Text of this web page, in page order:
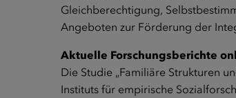
Gleichberechtigung,
Angeboten zur Förderung der
Aktuelle Forschungsberichte
Die Studie „Familiäre Strukturen
Instituts für empirische